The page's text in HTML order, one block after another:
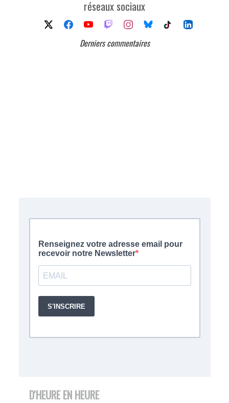
réseaux sociaux
Derniers commentaires
D'HEURE EN HEURE